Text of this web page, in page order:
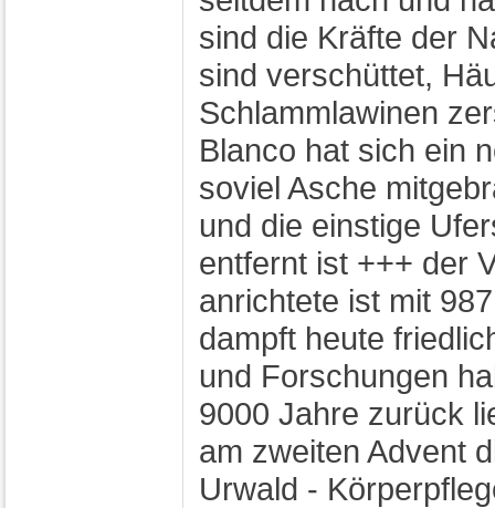
sind die Kräfte der
sind verschüttet,
Schlammlawinen
Blanco hat sich ein
soviel Asche
und die einstige
entfernt ist +++ der
anrichtete ist mit
dampft heute
und Forschungen
9000 Jahre zurück
am zweiten Advent
Urwald -